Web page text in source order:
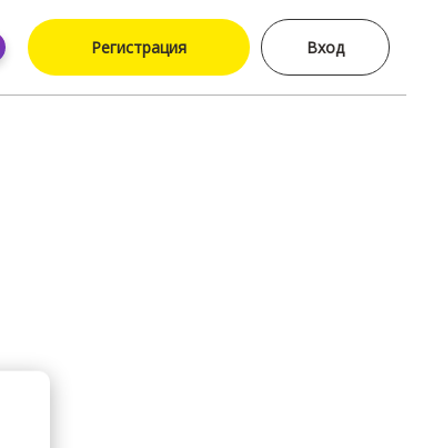
Регистрация Вход